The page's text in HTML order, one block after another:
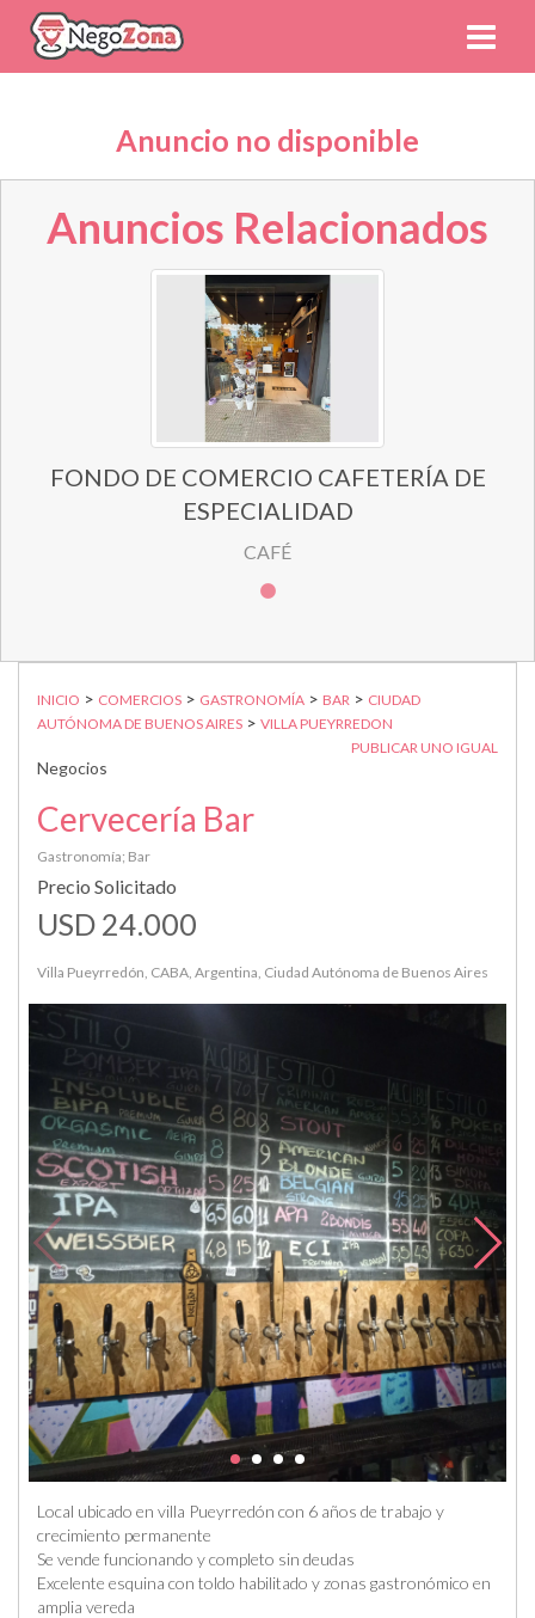
Anuncio no disponible
Anuncios Relacionados
FONDO DE COMERCIO CAFETERÍA DE
ESPECIALIDAD
CAFÉ
INICIO > COMERCIOS > GASTRONOMÍA > BAR > CIUDAD
AUTÓNOMA DE BUENOS AIRES > VILLA PUEYRREDON
PUBLICAR UNO IGUAL
Negocios
Cervecería Bar
Gastronomía; Bar
Precio Solicitado
USD 24.000
Villa Pueyrredón, CABA, Argentina, Ciudad Autónoma de Buenos Aires
Local ubicado en villa Pueyrredón con 6 años de trabajo y
crecimiento permanente
Se vende funcionando y completo sin deudas
Excelente esquina con toldo habilitado y zonas gastronómico en
amplia vereda